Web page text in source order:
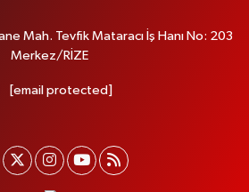
Mah. Tevfik Mataracı İş Hanı No: 203
Merkez/RİZE
[email protected]